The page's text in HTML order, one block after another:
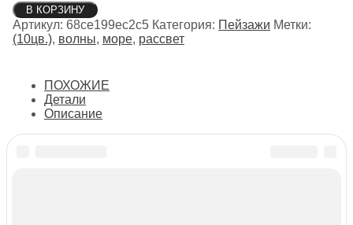
Количество
товара
Морские
волны
рассвете
В КОРЗИНУ
Артикул: 68ce199ec2c5 Категория: Пейзажи Метки:
(10цв.), волны, море, рассвет
ПОХОЖИЕ
Детали
Описание